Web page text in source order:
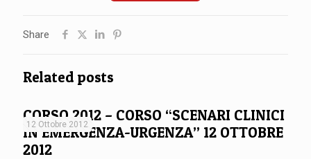
Share
Related posts
12 Ottobre 2012
CORSO 2012 – CORSO “SCENARI CLINICI
IN EMERGENZA-URGENZA” 12 OTTOBRE
2012